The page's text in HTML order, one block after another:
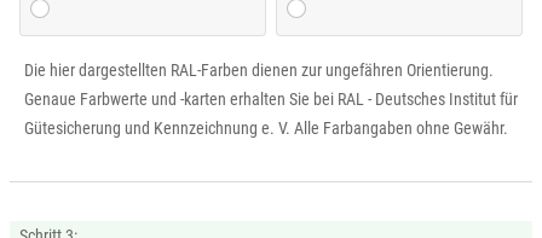
Die hier dargestellten RAL-Farben dienen zur ungefähren Orientierung.
Genaue Farbwerte und -karten erhalten Sie bei RAL - Deutsches Institut für
Gütesicherung und Kennzeichnung e. V. Alle Farbangaben ohne Gewähr.